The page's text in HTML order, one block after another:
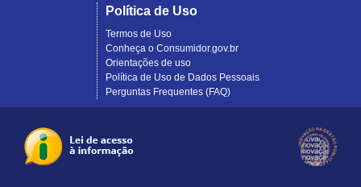
Política de Uso
Termos de Uso
Conheça o Consumidor.gov.br
Orientações de uso
Política de Uso de Dados Pessoais
Perguntas Frequentes (FAQ)